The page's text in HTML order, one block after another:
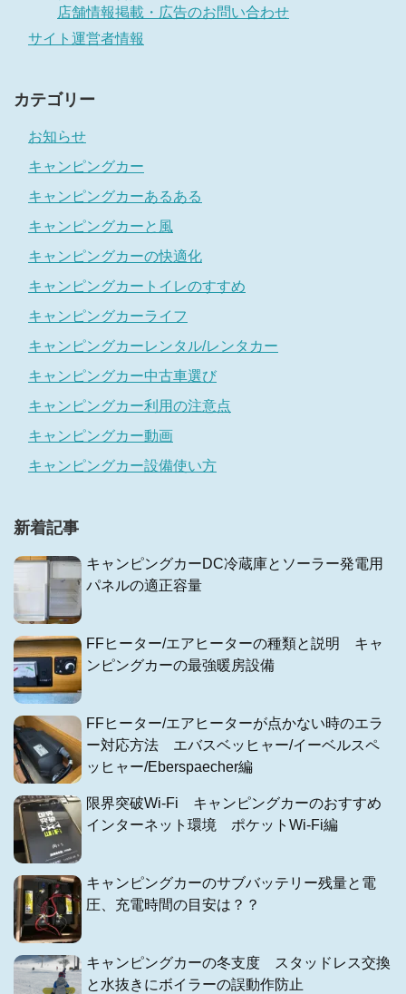
店舗情報掲載・広告のお問い合わせ
サイト運営者情報
カテゴリー
お知らせ
キャンピングカー
キャンピングカーあるある
キャンピングカーと風
キャンピングカーの快適化
キャンピングカートイレのすすめ
キャンピングカーライフ
キャンピングカーレンタル/レンタカー
キャンピングカー中古車選び
キャンピングカー利用の注意点
キャンピングカー動画
キャンピングカー設備使い方
新着記事
キャンピングカーDC冷蔵庫とソーラー発電用
パネルの適正容量
FFヒーター/エアヒーターの種類と説明 キャ
ンピングカーの最強暖房設備
FFヒーター/エアヒーターが点かない時のエラ
ー対応方法 エバスベッヒャー/イーベルスペ
ッヒャー/Eberspaecher編
限界突破Wi-Fi キャンピングカーのおすすめ
インターネット環境 ポケットWi-Fi編
キャンピングカーのサブバッテリー残量と電
圧、充電時間の目安は？？
キャンピングカーの冬支度 スタッドレス交換
と水抜きにボイラーの誤動作防止